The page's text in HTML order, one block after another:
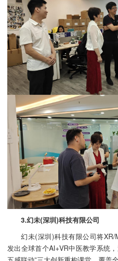
3.幻未(深圳)科技有限公司
幻未(深圳)科技有限公司将
发出全球首个AI+VR中医教学系统